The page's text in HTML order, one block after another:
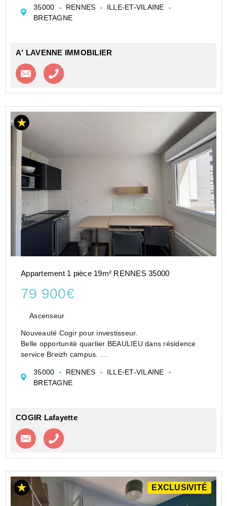
- Entrée, kitchnette sur pièce principale, une sall...
35000 RENNES
ILLE-ET-VILAINE
BRETAGNE
A' LAVENNE IMMOBILIER
Contacter l'agence
Appartement 1 pièce 19m² RENNES 35000
79 900€
Ascenseur
Nouveauté Cogir pour investisseur.
Belle opportunité quartier BEAULIEU dans résidence
service Breizh campus.
de vie avec coin cuisine, une chambre et une grande
salle d'eau avec W.C.
35000 RENNES
ILLE-ET-VILAINE
BRETAGNE
COGIR Lafayette
Contacter l'agence
EXCLUSIVITÉ